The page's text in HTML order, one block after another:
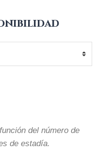
del número de
de estadía.